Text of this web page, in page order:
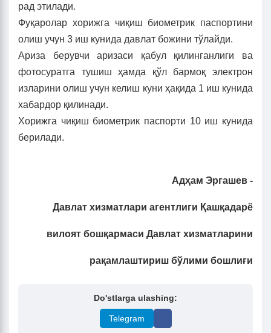
рад этилади.
Фуқаролар хорижга чиқиш биометрик паспортини
олиш учун 3 иш кунида давлат божини тўлайди.
Ариза берувчи аризаси қабул қилинганлиги ва
фотосуратга тушиш ҳамда қўл бармоқ электрон
изларини олиш учун келиш куни ҳақида 1 иш кунида
хабардор қилинади.
Хорижга чиқиш биометрик паспорти 10 иш кунида
берилади.
Адҳам Эргашев -
Давлат хизматлари агентлиги Қашқадарё
вилоят бошқармаси Давлат хизматларини
рақамлаштириш бўлими бошлиғи
Do'stlarga ulashing:
Telegram